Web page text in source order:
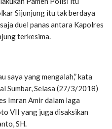
Sijunjung itu tak berdaya
duel panas antara Kapolres
terkesima.
saya yang mengalah,” kata
Sumbar, Selasa (27/3/2018)
Imran Amir dalam laga
VII yang juga disaksikan
SH.